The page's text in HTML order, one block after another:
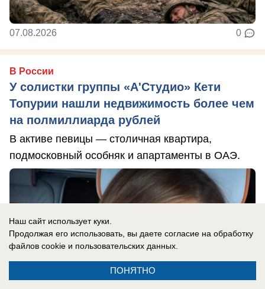
07.08.2026 0
В России
У солистки группы «А'Студио» Кети
Топурии нашли недвижимость более чем
на полмиллиарда рублей
В активе певицы — столичная квартира,
подмосковный особняк и апартаменты в ОАЭ.
Наш сайт использует куки.
Продолжая его использовать, вы даете согласие на обработку
файлов cookie и пользовательских данных.
ПОНЯТНО